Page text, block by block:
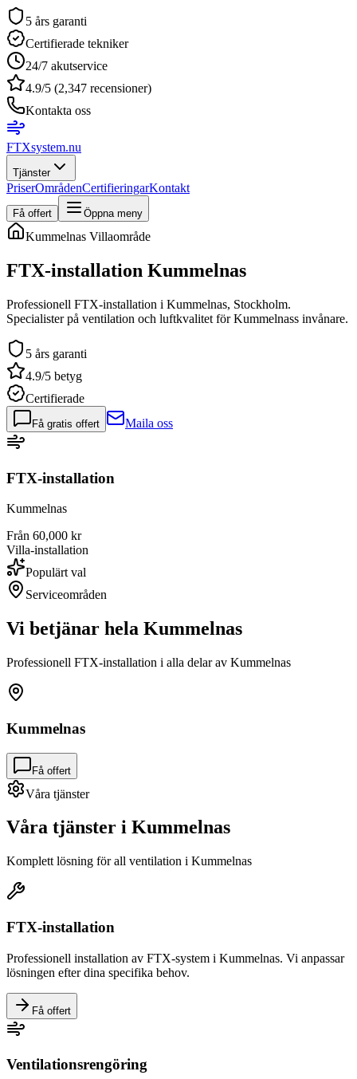
5 års garanti
Certifierade tekniker
24/7 akutservice
4.9/5 (2,347 recensioner)
Kontakta oss
FTXsystem.nu
Tjänster
PriserOmrådenCertifieringarKontakt
Få offert Öppna meny
Kummelnas Villaområde
FTX-installation Kummelnas
Professionell FTX-installation i Kummelnas, Stockholm.
Specialister på ventilation och luftkvalitet för Kummelnass invånare.
5 års garanti
4.9/5 betyg
Certifierade
Få gratis offert Maila oss
FTX-installation
Kummelnas
Från 60,000 kr
Villa-installation
Populärt val
Serviceområden
Vi betjänar hela Kummelnas
Professionell FTX-installation i alla delar av Kummelnas
Kummelnas
Få offert
Våra tjänster
Våra tjänster i Kummelnas
Komplett lösning för all ventilation i Kummelnas
FTX-installation
Professionell installation av FTX-system i Kummelnas. Vi anpassar
lösningen efter dina specifika behov.
Få offert
Ventilationsrengöring